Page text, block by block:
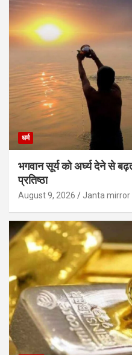
धर्म
भगवान सूर्य को अर्घ्य देने से
प्रतिष्ठा
August 9, 2026 Janta mirror